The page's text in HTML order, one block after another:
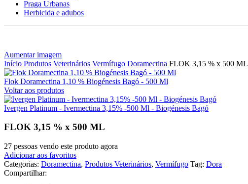
Praga Urbanas
Herbicida e adubos
Aumentar imagem
Início Produtos Veterinários Vermífugo Doramectina FLOK 3,15 % x 500 ML
Flok Doramectina 1,10 % Biogénesis Bagó - 500 Ml
Voltar aos produtos
Ivergen Platinum - Ivermectina 3,15% -500 Ml - Biogénesis Bagó
FLOK 3,15 % x 500 ML
27 pessoas vendo este produto agora
Adicionar aos favoritos
Categorias: Doramectina, Produtos Veterinários, Vermífugo Tag: Dora
Compartilhar: